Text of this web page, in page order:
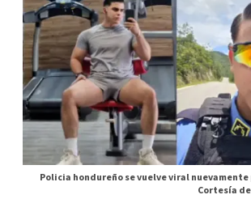
Policia hondureño se vuelve viral nuevamente
Cortesía